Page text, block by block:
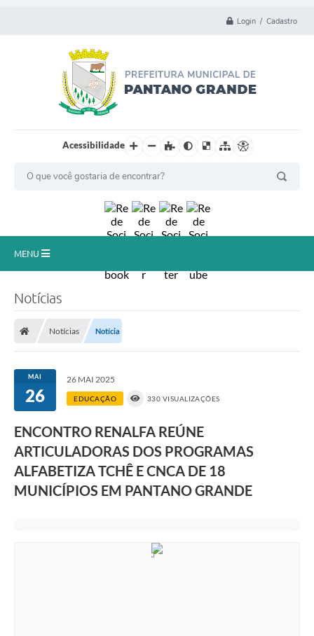
Login / Cadastro
Acessibilidade
MENU
Publicações / Transparência
Secretarias
Expocal, Festa do Cavalo e o Relincho da Canção Nativa
Contato
Notícias
Notícias Notícia
MAI
26
26 MAI 2025
EDUCAÇÃO 330 VISUALIZAÇÕES
ENCONTRO RENALFA REÚNE
ARTICULADORAS DOS PROGRAMAS
ALFABETIZA TCHÊ E CNCA DE 18
MUNICÍPIOS EM PANTANO GRANDE